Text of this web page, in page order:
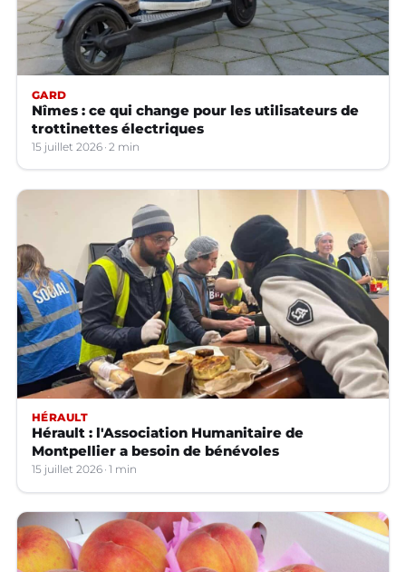
GARD
Nîmes : ce qui change pour les utilisateurs de
trottinettes électriques
15 juillet 2026 2 min
HÉRAULT
Hérault : l'Association Humanitaire de
Montpellier a besoin de bénévoles
15 juillet 2026 1 min